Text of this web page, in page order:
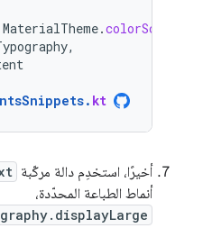
MaterialTheme.colorScheme
,
. kt
أخيرًا، استخدِم دالة مركّبة
أنماط الطباعة المحدّدة،